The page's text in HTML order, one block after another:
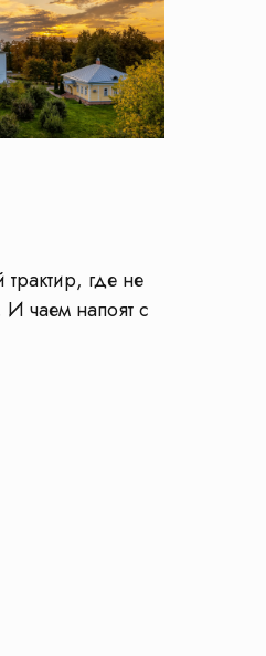
где не
чаем напоят с